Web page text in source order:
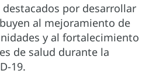
por desarrollar
al mejoramiento de
y al fortalecimiento
de salud durante la
19.